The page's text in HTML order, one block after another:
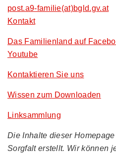
post.a9-familie(at)bgld.gv.at
Kontakt
Das Familienland auf
Youtube
Kontaktieren Sie uns
Wissen zum Downloaden
Linksammlung
Die Inhalte dieser
Sorgfalt erstellt. Wir können